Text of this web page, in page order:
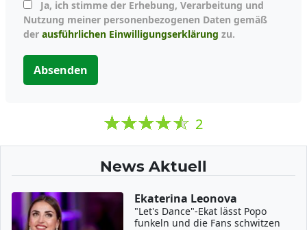
Nutzung meiner personenbezogenen Daten gemäß
der ausführlichen Einwilligungserklärung zu.
Absenden
2
News Aktuell
Ekaterina Leonova
"Let's Dance"-Ekat lässt Popo
funkeln und die Fans schwitzen